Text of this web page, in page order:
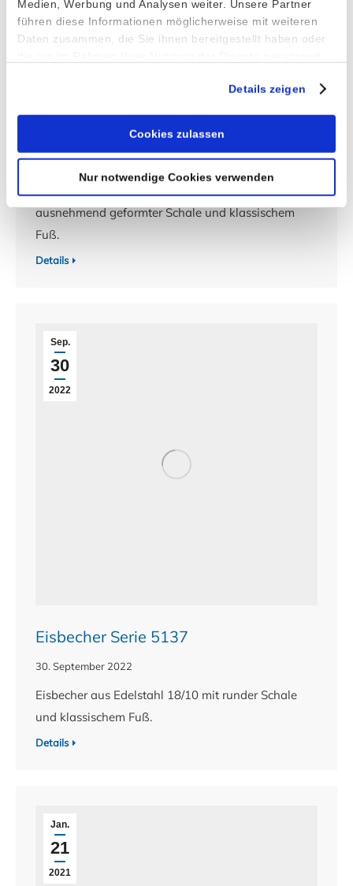
Medien, Werbung und Analysen weiter. Unsere Partner
führen diese Informationen möglicherweise mit weiteren
Daten zusammen, die Sie ihnen bereitgestellt haben oder
Details zeigen
Cookies zulassen
Nur notwendige Cookies verwenden
Eisbecher Serie 5303
30. September 2022
Eleganter Eisbecher aus Edelstahl 18/10 mit runder,
ausnehmend geformter Schale und klassischem
Fuß.
Details
Sep.
30
2022
Eisbecher Serie 5137
30. September 2022
Eisbecher aus Edelstahl 18/10 mit runder Schale
und klassischem Fuß.
Details
Jan.
21
2021